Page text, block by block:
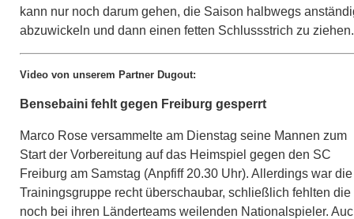
kann nur noch darum gehen, die Saison halbwegs
abzuwickeln und dann einen fetten Schlussstrich zu ziehen.
Video von unserem Partner Dugout:
Bensebaini fehlt gegen Freiburg gesperrt
Marco Rose versammelte am Dienstag seine Mannen zum
Start der Vorbereitung auf das Heimspiel gegen den SC
Freiburg am Samstag (Anpfiff 20.30 Uhr). Allerdings war die
Trainingsgruppe recht überschaubar, schließlich fehlten die
noch bei ihren Länderteams weilenden Nationalspieler.